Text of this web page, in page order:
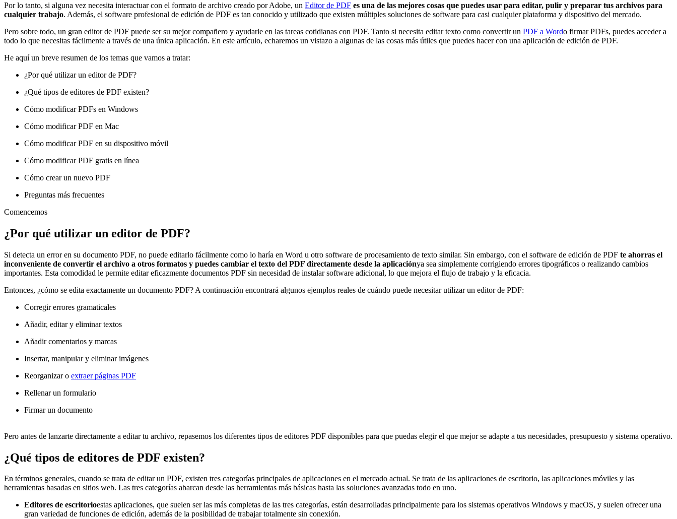
Por lo tanto, si alguna vez necesita interactuar con el formato de archivo creado por Adobe, un Editor de PDF es una de las mejores cosas que puedes usar para editar, pulir y preparar tus archivos para
cualquier trabajo. Además, el software profesional de edición de PDF es tan conocido y utilizado que existen múltiples soluciones de software para casi cualquier plataforma y dispositivo del mercado.
Pero sobre todo, un gran editor de PDF puede ser su mejor compañero y ayudarle en las tareas cotidianas con PDF. Tanto si necesita editar texto como convertir un PDF a Wordo firmar PDFs, puedes acceder a
todo lo que necesitas fácilmente a través de una única aplicación. En este artículo, echaremos un vistazo a algunas de las cosas más útiles que puedes hacer con una aplicación de edición de PDF.
He aquí un breve resumen de los temas que vamos a tratar:
¿Por qué utilizar un editor de PDF?
¿Qué tipos de editores de PDF existen?
Cómo modificar PDFs en Windows
Cómo modificar PDF en Mac
Cómo modificar PDF en su dispositivo móvil
Cómo modificar PDF gratis en línea
Cómo crear un nuevo PDF
Preguntas más frecuentes
Comencemos
¿Por qué utilizar un editor de PDF?
Si detecta un error en su documento PDF, no puede editarlo fácilmente como lo haría en Word u otro software de procesamiento de texto similar. Sin embargo, con el software de edición de PDF te ahorras el
inconveniente de convertir el archivo a otros formatos y puedes cambiar el texto del PDF directamente desde la aplicaciónya sea simplemente corrigiendo errores tipográficos o realizando cambios
importantes. Esta comodidad le permite editar eficazmente documentos PDF sin necesidad de instalar software adicional, lo que mejora el flujo de trabajo y la eficacia.
Entonces, ¿cómo se edita exactamente un documento PDF? A continuación encontrará algunos ejemplos reales de cuándo puede necesitar utilizar un editor de PDF:
Corregir errores gramaticales
Añadir, editar y eliminar textos
Añadir comentarios y marcas
Insertar, manipular y eliminar imágenes
Reorganizar o extraer páginas PDF
Rellenar un formulario
Firmar un documento
Pero antes de lanzarte directamente a editar tu archivo, repasemos los diferentes tipos de editores PDF disponibles para que puedas elegir el que mejor se adapte a tus necesidades, presupuesto y sistema operativo.
¿Qué tipos de editores de PDF existen?
En términos generales, cuando se trata de editar un PDF, existen tres categorías principales de aplicaciones en el mercado actual. Se trata de las aplicaciones de escritorio, las aplicaciones móviles y las
herramientas basadas en sitios web. Las tres categorías abarcan desde las herramientas más básicas hasta las soluciones avanzadas todo en uno.
Editores de escritorioestas aplicaciones, que suelen ser las más completas de las tres categorías, están desarrolladas principalmente para los sistemas operativos Windows y macOS, y suelen ofrecer una
gran variedad de funciones de edición, además de la posibilidad de trabajar totalmente sin conexión.